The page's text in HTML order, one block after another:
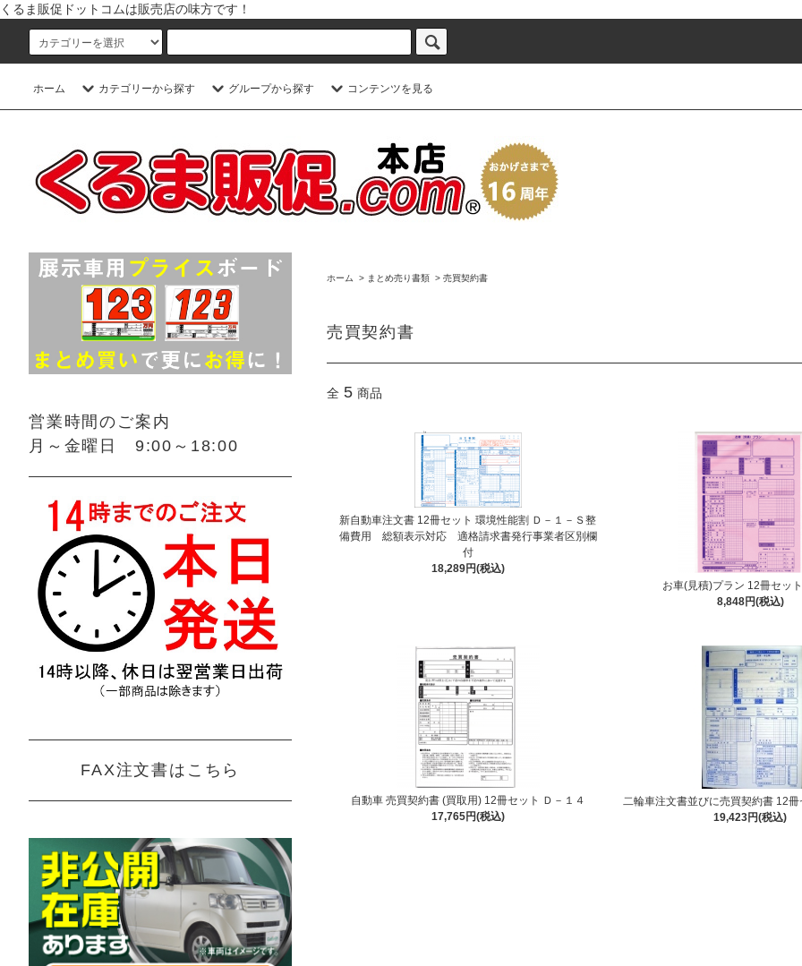
くるま販促ドットコムは販売店の味方です！
ホーム カテゴリーから探す グループから探す コンテンツを見る
ホーム > まとめ売り書類 > 売買契約書
売買契約書
全 5 商品
新自動車注文書 12冊セット 環境性能割 Ｄ－１－Ｓ整
備費用 総額表示対応 適格請求書発行事業者区別欄
付
18,289円(税込)
お車(見積)プラン 12冊セッ
8,848円(税込)
自動車 売買契約書 (買取用) 12冊セット Ｄ－１４
17,765円(税込)
二輪車注文書並びに売買契約書 12冊
19,423円(税込)
営業時間のご案内
月～金曜日 9:00～18:00
FAX注文書はこちら